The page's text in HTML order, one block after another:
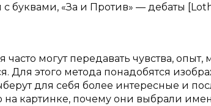
буквами, «За и Против» — дебаты
часто могут передавать чувства,
Для этого метода понадобятся
для себя более интересные и
на картинке, почему они выбрали